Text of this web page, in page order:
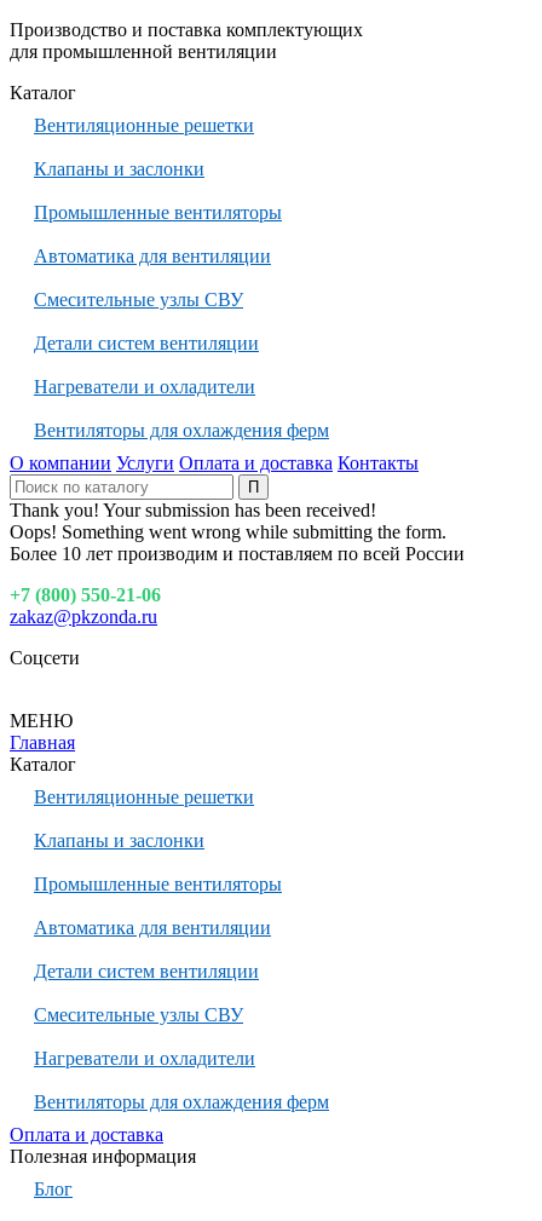
Производство и поставка комплектующих
для промышленной вентиляции
Каталог
Вентиляционные решетки
Клапаны и заслонки
Промышленные вентиляторы
Автоматика для вентиляции
Смесительные узлы СВУ
Детали систем вентиляции
Нагреватели и охладители
Вентиляторы для охлаждения ферм
О компании Услуги Оплата и доставка Контакты
Thank you! Your submission has been received!
Oops! Something went wrong while submitting the form.
Более 10 лет производим и поставляем по всей России
+7 (800) 550-21-06
zakaz@pkzonda.ru
Соцсети
МЕНЮ
Главная
Каталог
Вентиляционные решетки
Клапаны и заслонки
Промышленные вентиляторы
Автоматика для вентиляции
Детали систем вентиляции
Смесительные узлы СВУ
Нагреватели и охладители
Вентиляторы для охлаждения ферм
Оплата и доставка
Полезная информация
Блог